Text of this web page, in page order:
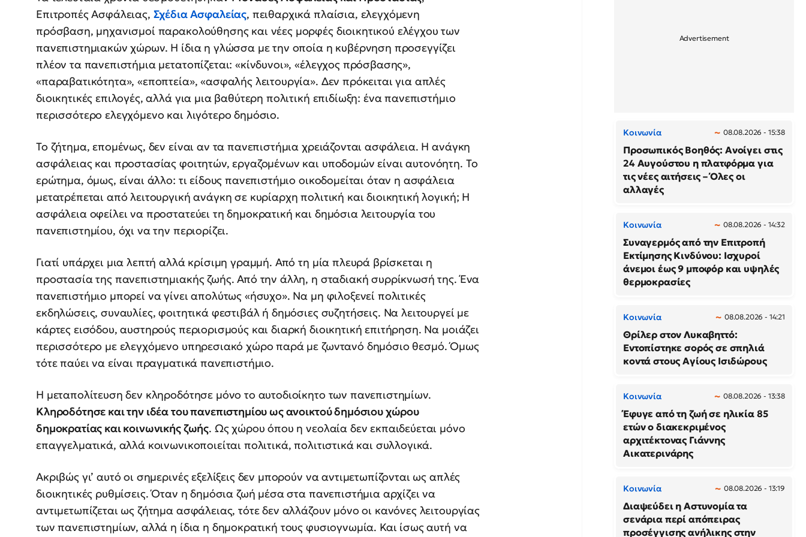
Επιτροπές Ασφάλειας, Σχέδια Ασφαλείας, πειθαρχικά πλαίσια, ελεγχόμενη
πρόσβαση, μηχανισμοί παρακολούθησης και νέες μορφές διοικητικού ελέγχου των
πανεπιστημιακών χώρων. Η ίδια η γλώσσα με την οποία η κυβέρνηση προσεγγίζει
πλέον τα πανεπιστήμια μετατοπίζεται: «κίνδυνοι», «έλεγχος πρόσβασης»,
«παραβατικότητα», «εποπτεία», «ασφαλής λειτουργία». Δεν πρόκειται για απλές
διοικητικές επιλογές, αλλά για μια βαθύτερη πολιτική επιδίωξη: ένα πανεπιστήμιο
περισσότερο ελεγχόμενο και λιγότερο δημόσιο.
Το ζήτημα, επομένως, δεν είναι αν τα πανεπιστήμια χρειάζονται ασφάλεια. Η ανάγκη
ασφάλειας και προστασίας φοιτητών, εργαζομένων και υποδομών είναι αυτονόητη. Το
ερώτημα, όμως, είναι άλλο: τι είδους πανεπιστήμιο οικοδομείται όταν η ασφάλεια
μετατρέπεται από λειτουργική ανάγκη σε κυρίαρχη πολιτική και διοικητική λογική; Η
ασφάλεια οφείλει να προστατεύει τη δημοκρατική και δημόσια λειτουργία του
πανεπιστημίου, όχι να την περιορίζει.
Γιατί υπάρχει μια λεπτή αλλά κρίσιμη γραμμή. Από τη μία πλευρά βρίσκεται η
προστασία της πανεπιστημιακής ζωής. Από την άλλη, η σταδιακή συρρίκνωσή της. Ένα
πανεπιστήμιο μπορεί να γίνει απολύτως «ήσυχο». Να μη φιλοξενεί πολιτικές
εκδηλώσεις, συναυλίες, φοιτητικά φεστιβάλ ή δημόσιες συζητήσεις. Να λειτουργεί με
κάρτες εισόδου, αυστηρούς περιορισμούς και διαρκή διοικητική επιτήρηση. Να μοιάζει
περισσότερο με ελεγχόμενο υπηρεσιακό χώρο παρά με ζωντανό δημόσιο θεσμό. Όμως
τότε παύει να είναι πραγματικά πανεπιστήμιο.
Η μεταπολίτευση δεν κληροδότησε μόνο το αυτοδιοίκητο των πανεπιστημίων.
Κληροδότησε και την ιδέα του πανεπιστημίου ως ανοικτού δημόσιου χώρου
δημοκρατίας και κοινωνικής ζωής. Ως χώρου όπου η νεολαία δεν εκπαιδεύεται μόνο
επαγγελματικά, αλλά κοινωνικοποιείται πολιτικά, πολιτιστικά και συλλογικά.
Ακριβώς γι’ αυτό οι σημερινές εξελίξεις δεν μπορούν να αντιμετωπίζονται ως απλές
διοικητικές ρυθμίσεις. Όταν η δημόσια ζωή μέσα στα πανεπιστήμια αρχίζει να
αντιμετωπίζεται ως ζήτημα ασφάλειας, τότε δεν αλλάζουν μόνο οι κανόνες λειτουργίας
των πανεπιστημίων, αλλά η ίδια η δημοκρατική τους φυσιογνωμία. Και ίσως αυτή να
Κοινωνία 08.08.2026 - 15:38
Προσωπικός Βοηθός: Ανοίγει στις
24 Αυγούστου η πλατφόρμα για
τις νέες αιτήσεις – Όλες οι
αλλαγές
Κοινωνία 08.08.2026 - 14:32
Συναγερμός από την Επιτροπή
Εκτίμησης Κινδύνου: Ισχυροί
άνεμοι έως 9 μποφόρ και υψηλές
θερμοκρασίες
Κοινωνία 08.08.2026 - 14:21
Θρίλερ στον Λυκαβηττό:
Εντοπίστηκε σορός σε σπηλιά
κοντά στους Αγίους Ισιδώρους
Κοινωνία 08.08.2026 - 13:38
Έφυγε από τη ζωή σε ηλικία 85
ετών ο διακεκριμένος
αρχιτέκτονας Γιάννης
Αικατερινάρης
Κοινωνία 08.08.2026 - 13:19
Διαψεύδει η Αστυνομία τα
σενάρια περί απόπειρας
προσέγγισης ανήλικης στην